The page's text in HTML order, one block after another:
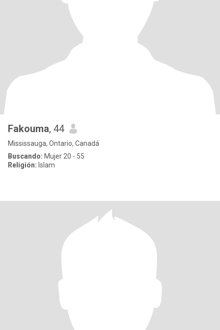
Fakouma, 44
Mississauga, Ontario, Canadá
Buscando: Mujer 20 - 55
Religión: Islam